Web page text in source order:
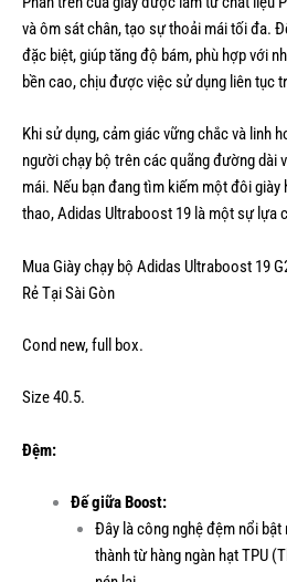
và ôm sát chân, tạo sự thoải mái tối đa.
đặc biệt, giúp tăng độ bám, phù hợp với
bền cao, chịu được việc sử dụng liên tục
Khi sử dụng, cảm giác vững chắc và linh
người chạy bộ trên các quãng đường dài
mái. Nếu bạn đang tìm kiếm một đôi
thao, Adidas Ultraboost 19 là một sự lựa
Mua Giày chạy bộ Adidas Ultraboost 19
Rẻ Tại Sài Gòn
Cond new, full box.
Size 40.5.
Đệm:
Đế giữa Boost:
Đây là công nghệ đệm nổi
thành từ hàng ngàn hạt TPU